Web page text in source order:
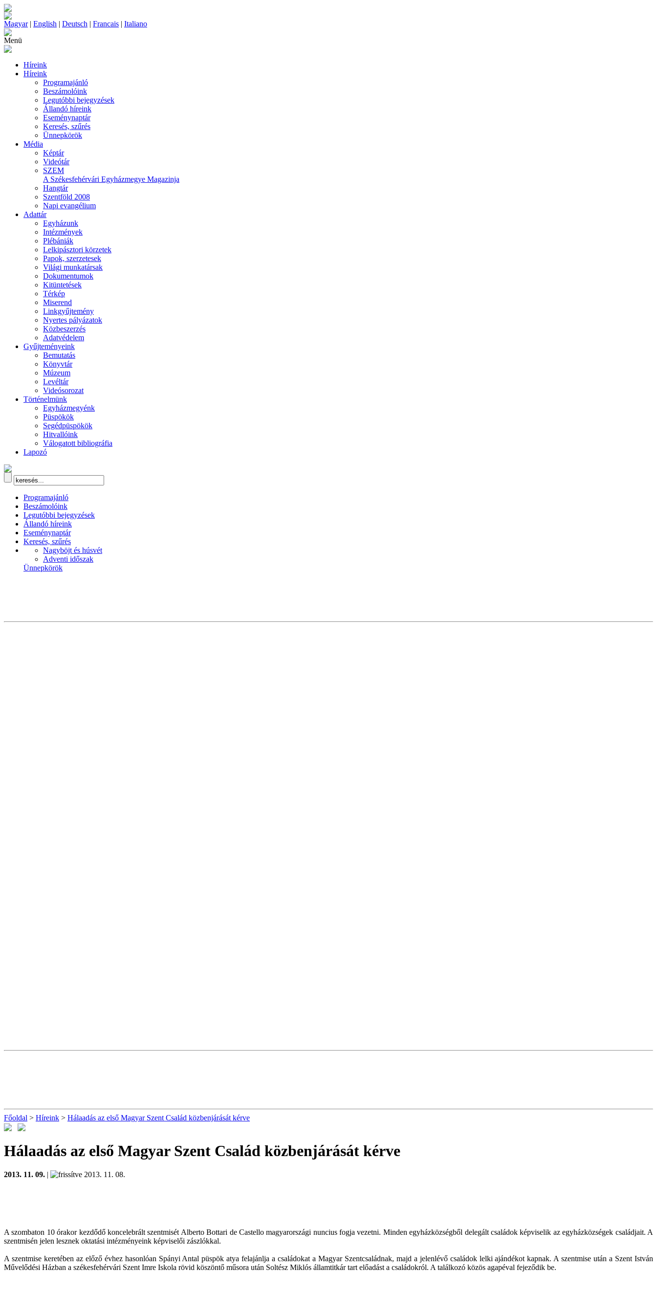
Magyar| English | Deutsch | Francais | Italiano
Menü
Híreink
Híreink
Programajánló
Beszámolóink
Legutóbbi bejegyzések
Állandó híreink
Eseménynaptár
Keresés, szűrés
Ünnepkörök
Média
Képtár
Videótár
SZEM
A Székesfehérvári Egyházmegye Magazinja
Hangtár
Szentföld 2008
Napi evangélium
Adattár
Egyházunk
Intézmények
Plébániák
Lelkipásztori körzetek
Papok, szerzetesek
Világi munkatársak
Dokumentumok
Kitüntetések
Térkép
Miserend
Linkgyűjtemény
Nyertes pályázatok
Közbeszerzés
Adatvédelem
Gyűjteményeink
Bemutatás
Könyvtár
Múzeum
Levéltár
Videósorozat
Történelmünk
Egyházmegyénk
Püspökök
Segédpüspökök
Hitvallóink
Válogatott bibliográfia
Lapozó
Programajánló
Beszámolóink
Legutóbbi bejegyzések
Állandó híreink
Eseménynaptár
Keresés, szűrés
Nagyböjt és húsvét
Adventi időszak
Ünnepkörök
Főoldal > Híreink > Hálaadás az első Magyar Szent Család közbenjárását kérve
Hálaadás az első Magyar Szent Család közbenjárását kérve
2013. 11. 09. | 2013. 11. 08.
A szombaton 10 órakor kezdődő koncelebrált szentmisét Alberto Bottari de Castello magyarországi nuncius fogja vezetni. Minden egyházközségből delegált családok képviselik az egyházközségek családjait. A
szentmisén jelen lesznek oktatási intézményeink képviselői zászlókkal.
A szentmise keretében az előző évhez hasonlóan Spányi Antal püspök atya felajánlja a családokat a Magyar Szentcsaládnak, majd a jelenlévő családok lelki ajándékot kapnak. A szentmise után a Szent István
Művelődési Házban a székesfehérvári Szent Imre Iskola rövid köszöntő műsora után Soltész Miklós államtitkár tart előadást a családokról. A találkozó közös agapéval fejeződik be.